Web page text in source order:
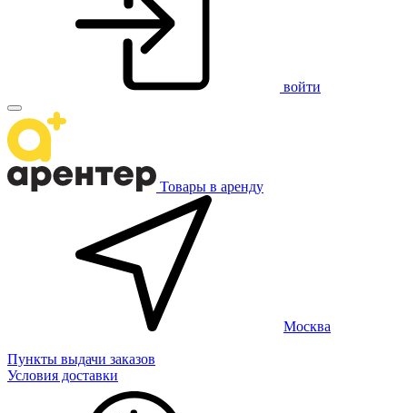
войти
Товары в аренду
Москва
Пункты выдачи заказов
Условия доставки